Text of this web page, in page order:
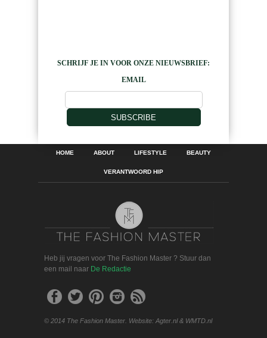
SCHRIJF JE IN VOOR ONZE NIEUWSBRIEF:
EMAIL
SUBSCRIBE
HOME ABOUT LIFESTYLE BEAUTY
VERANTWOORD HIP
Heb jij vragen voor The Fashion Master ? Stuur dan
een mail naar De Redactie
© 2014 The Fashion Master. Website: Agter.nl & WMTD.nl